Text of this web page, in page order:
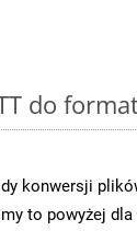
do
konwersji
to powyżej dla